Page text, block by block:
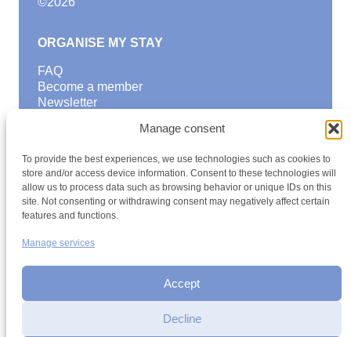
Manage consent
To provide the best experiences, we use technologies such as cookies to
store and/or access device information. Consent to these technologies will
allow us to process data such as browsing behavior or unique IDs on this
site. Not consenting or withdrawing consent may negatively affect certain
features and functions.
Manage services
Accept
Decline
ORGANISE MY STAY
FAQ
Become a member
Newsletter
Find a youth hostel
Discover activities
School Trips and group excursions
Teambuilding
Youth Hostels Luxembourg NPO